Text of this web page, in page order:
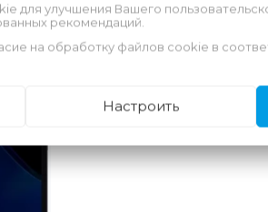
для улучшения Вашего
рекомендаций.
на обработку файлов cookie в
Настроить